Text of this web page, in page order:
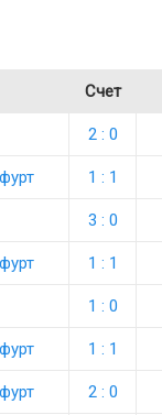
Счет
2 : 0
1 : 1
3 : 0
1 : 1
1 : 0
1 : 1
2 : 0